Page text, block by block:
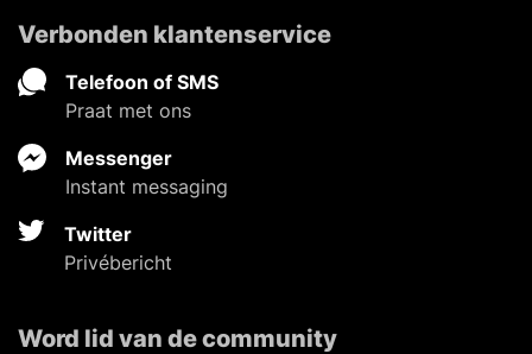
Verbonden klantenservice
Telefoon of SMS
Praat met ons
Messenger
Instant messaging
Twitter
Privébericht
Word lid van de community